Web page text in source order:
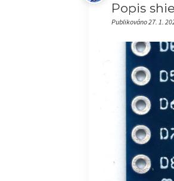
Popis
Publikováno 27. 1.